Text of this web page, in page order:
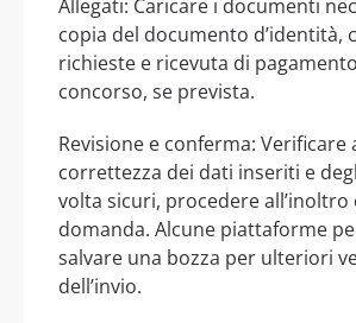
Allegati: Caricare i documenti
copia del documento d’identità,
richieste e ricevuta di
concorso, se prevista.
Revisione e conferma:
correttezza dei dati inseriti e
volta sicuri, procedere
domanda. Alcune piattaforme
salvare una bozza per ulteriori
dell’invio.